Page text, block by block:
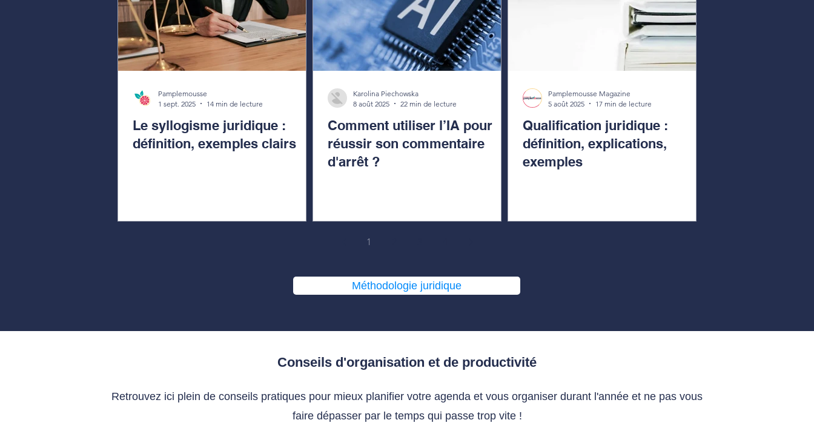
Le syllogisme juridique :
définition, exemples clairs
Pamplemousse
1 sept. 2025
14 min de lecture
Comment utiliser l’IA pour
réussir son commentaire
d'arrêt ?
Karolina Piechowska
8 août 2025
22 min de lecture
Qualification juridique :
définition, explications,
exemples
Pamplemousse Magazine
5 août 2025
17 min de lecture
1
Méthodologie juridique
Conseils d'organisation et de productivité
Retrouvez ici plein de conseils pratiques pour mieux planifier votre agenda et vous organiser durant l'année et ne pas vous
faire dépasser par le temps qui passe trop vite !